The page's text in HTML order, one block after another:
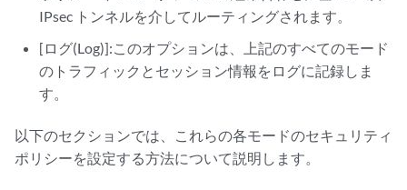
IPsec トンネルを介してルーティングされます。
[ログ(Log)]:このオプションは、上記のすべてのモード
のトラフィックとセッション情報をログに記録しま
す。
以下のセクションでは、これらの各モードのセキュリティ
ポリシーを設定する方法について説明します。